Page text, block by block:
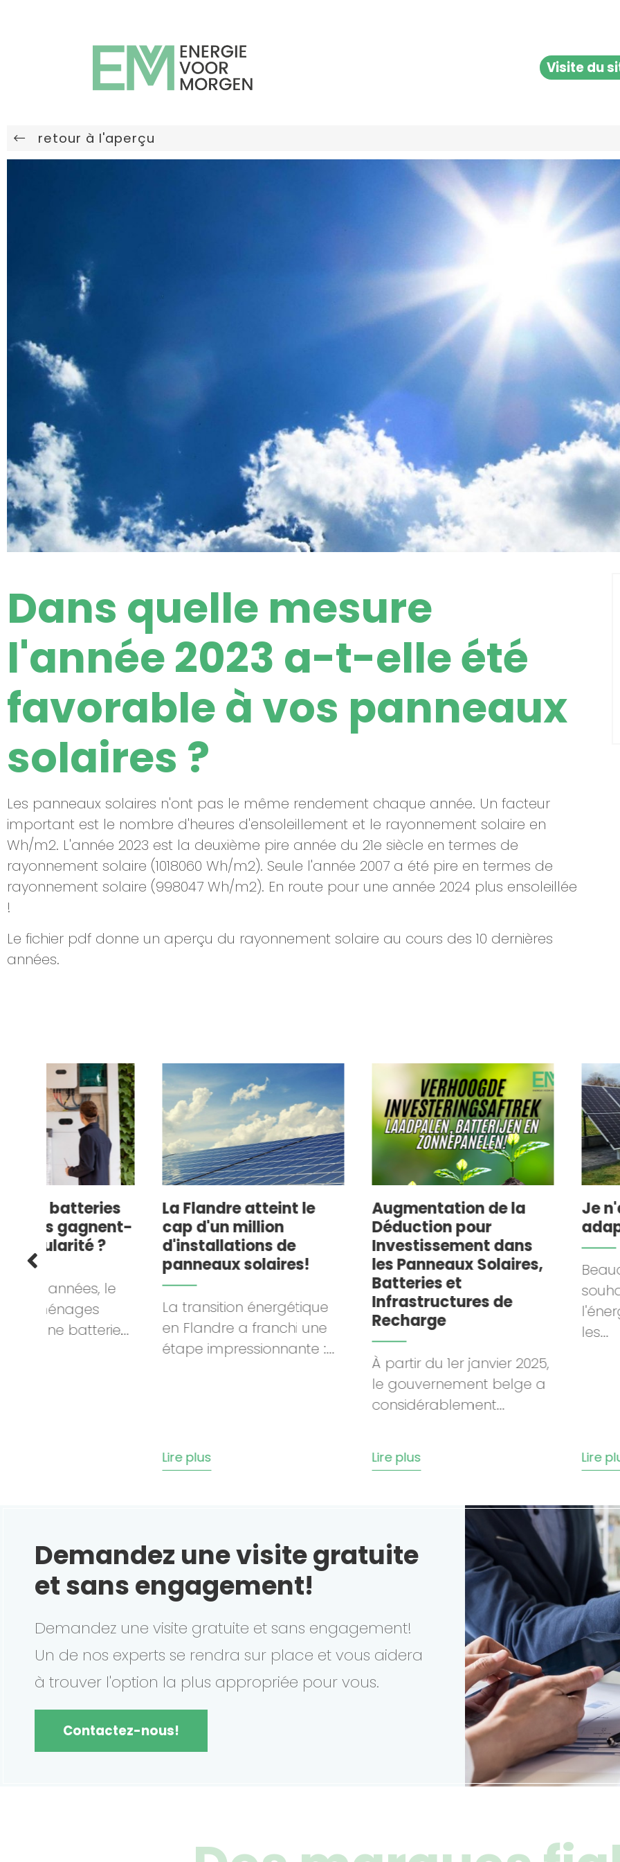
Visite du
retour à l'aperçu
Dans quelle mesure
l'année 2023 a-t-elle été
favorable à vos panneaux
solaires ?
Les panneaux solaires n'ont pas le même rendement chaque année. Un facteur
important est le nombre d'heures d'ensoleillement et le rayonnement solaire en
Wh/m2. L'année 2023 est la deuxième pire année du 21e siècle en termes de
rayonnement solaire (1018060 Wh/m2). Seule l'année 2007 a été pire en termes de
rayonnement solaire (998047 Wh/m2). En route pour une année 2024 plus ensoleillée
!
Le fichier pdf donne un aperçu du rayonnement solaire au cours des 10 dernières
années.
La Flandre atteint le
cap d'un million
d'installations de
panneaux solaires!
La transition énergétique
en Flandre a franchi une
étape impressionnante :...
Augmentation de la
Déduction pour
Investissement dans
les Panneaux Solaires,
Infrastructures de
Recharge
À partir du 1er janvier 2025,
le gouvernement belge a
considérablement...
Je n'ai pas de
adapté ! Que
Beaucoup de
souhaitent passer à
l'énergie solaire,
Demandez une visite gratuite
et sans engagement!
Demandez une visite gratuite et sans engagement!
Un de nos experts se rendra sur place et vous aidera
à trouver l'option la plus appropriée pour vous.
Contactez-nous!